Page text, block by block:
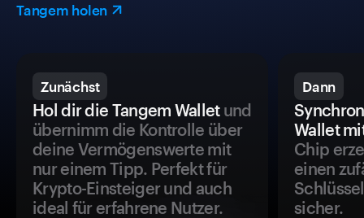
Tangem holen
Zunächst
Hol dir die Tangem Walletund
übernimm die Kontrolle über
deine Vermögenswerte mit
nur einem Tipp. Perfekt für
Krypto-Einsteiger und auch
ideal für erfahrene Nutzer.
Dann
Wallet
Chip
einen
sicher.